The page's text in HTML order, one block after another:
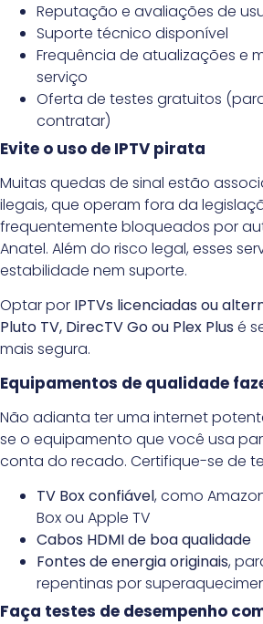
Reputação e avaliações de
Suporte técnico disponível
Frequência de atualizações e
serviço
Oferta de testes gratuitos
contratar)
Evite o uso de IPTV pirata
Muitas quedas de sinal estão
ilegais, que operam fora da
frequentemente bloqueados por
Anatel. Além do risco legal, esses
estabilidade nem suporte.
Optar por IPTVs licenciadas ou
Pluto TV, DirecTV Go ou Plex Plusé
mais segura.
Equipamentos de qualidade
Não adianta ter uma internet
se o equipamento que você usa
conta do recado. Certifique-se de
TV Box confiável, como
Box ou Apple TV
Cabos HDMI de boa qualidade
Fontes de energia originais,
repentinas por
Faça testes de desempenho